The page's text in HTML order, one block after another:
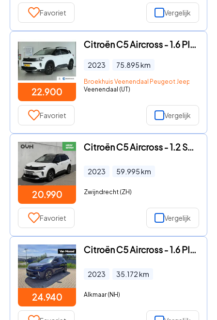
Favoriet Vergelijk
22.900
Citroën C5 Aircross - 1.6 Plug-in Hybrid Shine | Adapt. Cruise | Stoelverwarming |
2023 75.895km
Broekhuis Veenendaal Peugeot Jeep Fiat
Veenendaal (UT)
Favoriet Vergelijk
20.990
Citroën C5 Aircross - 1.2 Shine | automaat | stoelverw | cam
2023 59.995km
Zwijndrecht (ZH)
Favoriet Vergelijk
24.940
Citroën C5 Aircross - 1.6 Plug-in Hybrid 225 Shine
2023 35.172km
Alkmaar (NH)